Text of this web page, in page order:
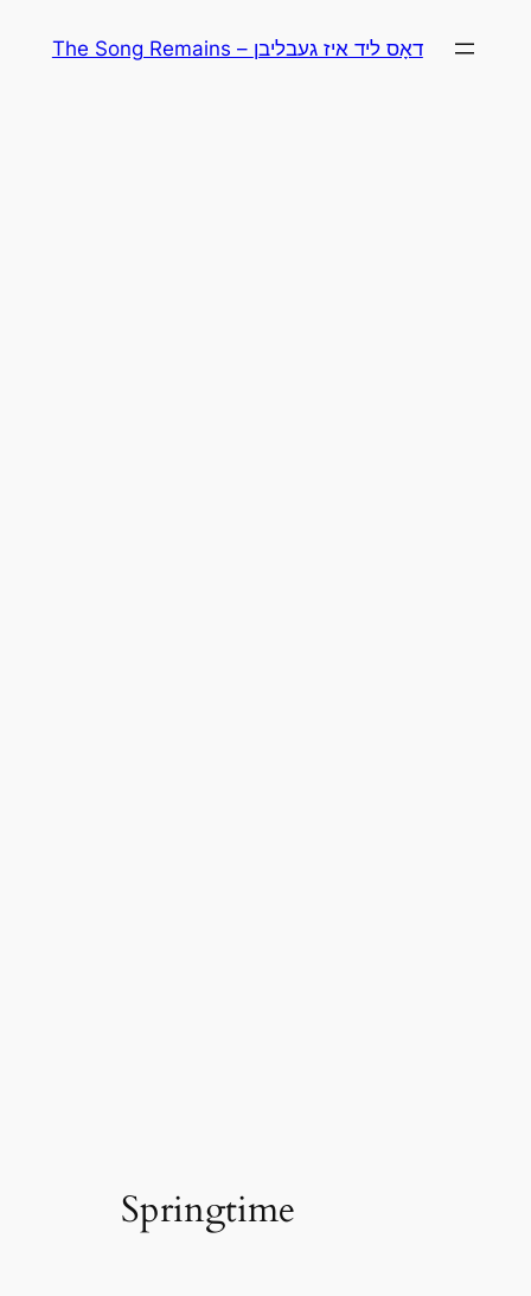
The Song Remains – דאָס ליד איז געבליבן
Springtime